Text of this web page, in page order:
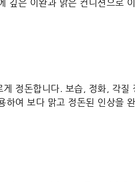
깊은 이완과 맑은 컨디션으로
게 정돈합니다. 보습, 정화, 각질
하여 보다 맑고 정돈된 인상을